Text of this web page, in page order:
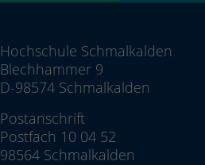
Hochschule Schmalkalden
Blechhammer 9
D-98574 Schmalkalden
Postanschrift
Postfach 10 04 52
98564 Schmalkalden